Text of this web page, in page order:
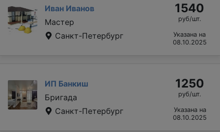
Иван Иванов
Мастер
Санкт-Петербург
1540
руб/шт.
Указана на
08.10.2025
ИП Банкиш
Бригада
Санкт-Петербург
1250
руб/шт.
Указана на
08.10.2025